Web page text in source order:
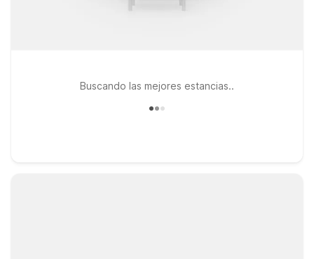
Buscando las mejores estancias..